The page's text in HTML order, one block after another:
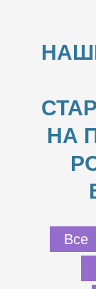
НА
Все